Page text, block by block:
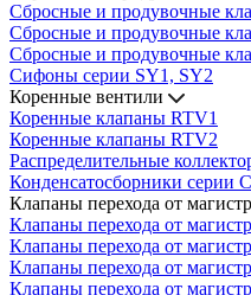
Сбросные и продувочные
Сбросные и продувочные
Сбросные и продувочные
Сифоны серии SY1, SY2
Коренные вентили
Коренные клапаны RTV1
Коренные клапаны RTV2
Распределительные
Конденсатосборники серии
Клапаны перехода от
Клапаны перехода от
Клапаны перехода от
Клапаны перехода от
Клапаны перехода от